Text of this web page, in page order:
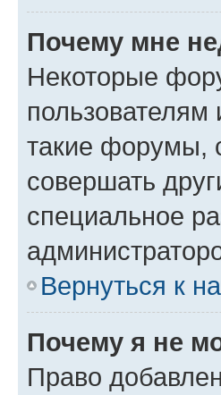
Почему мне
Некоторые
пользователям
такие форумы,
совершать
специальное
Вернуться к
Почему я не
Право